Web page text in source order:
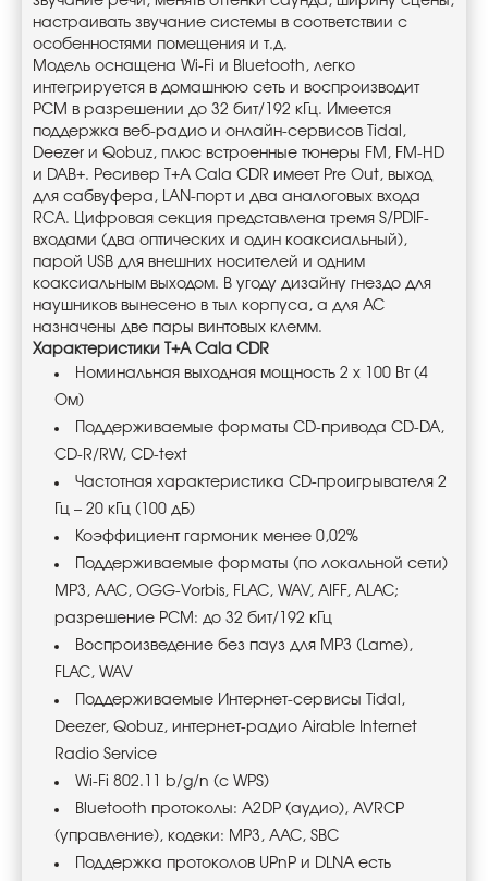
настраивать звучание системы в соответствии с
особенностями помещения и т.д.
Модель оснащена Wi-Fi и Bluetooth, легко
интегрируется в домашнюю сеть и воспроизводит
PCM в разрешении до 32 бит/192 кГц. Имеется
поддержка веб-радио и онлайн-сервисов Tidal,
Deezer и Qobuz, плюс встроенные тюнеры FM, FM-HD
и DAB+. Ресивер T+A Cala CDR имеет Pre Out, выход
для сабвуфера, LAN-порт и два аналоговых входа
RCA. Цифровая секция представлена тремя S/PDIF-
входами (два оптических и один коаксиальный),
парой USB для внешних носителей и одним
коаксиальным выходом. В угоду дизайну гнездо для
наушников вынесено в тыл корпуса, а для АС
назначены две пары винтовых клемм.
Характеристики T+A Cala CDR
Номинальная выходная мощность 2 х 100 Вт (4
Ом)
Поддерживаемые форматы CD-привода CD-DA,
CD-R/RW, CD-text
Частотная характеристика CD-проигрывателя 2
Гц – 20 кГц (100 дБ)
Коэффициент гармоник менее 0,02%
Поддерживаемые форматы (по локальной сети)
MP3, AAC, OGG-Vorbis, FLAC, WAV, AIFF, ALAC;
разрешение PCM: до 32 бит/192 кГц
Воспроизведение без пауз для MP3 (Lame),
FLAC, WAV
Поддерживаемые Интернет-сервисы Tidal,
Deezer, Qobuz, интернет-радио Airable Internet
Radio Service
Wi-Fi 802.11 b/g/n (c WPS)
Bluetooth протоколы: A2DP (аудио), AVRCP
(управление), кодеки: MP3, AAC, SBC
Поддержка протоколов UPnP и DLNA есть